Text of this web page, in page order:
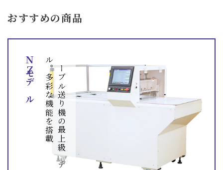
おすすめの商品
テ
ー
ブ
ル
送
り
機
の
最
上
級
モ
デ
ル
。
多
彩
な
機
能
を
搭
載
ＮＺモデル